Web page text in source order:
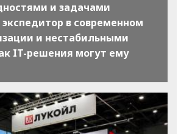
и задачами
в современном
и нестабильными
IT-решения могут ему